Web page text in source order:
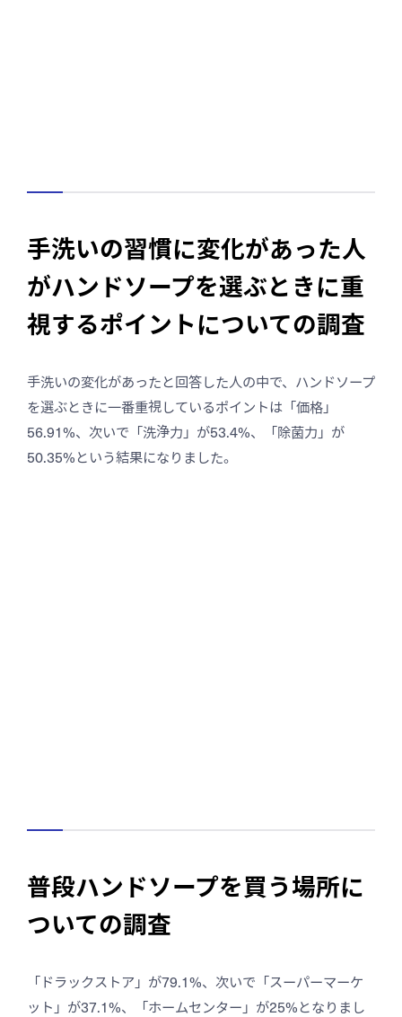
手洗いの習慣に変化があった人
がハンドソープを選ぶときに重
視するポイントについての調査
手洗いの変化があったと回答した人の中で、ハンドソープ
を選ぶときに一番重視しているポイントは「価格」
56.91%、次いで「洗浄力」が53.4%、「除菌力」が
50.35%という結果になりました。
普段ハンドソープを買う場所に
ついての調査
「ドラックストア」が79.1%、次いで「スーパーマーケ
ット」が37.1%、「ホームセンター」が25%となりまし